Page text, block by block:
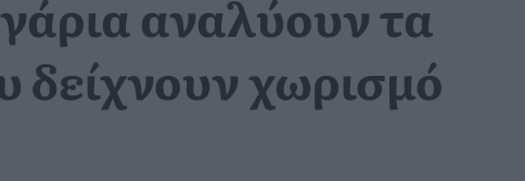
αναλύουν τα
δείχνουν χωρισμό